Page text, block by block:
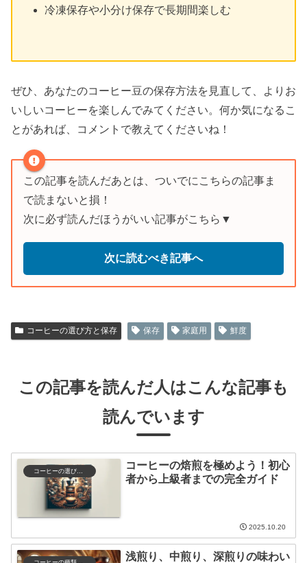
冷凍保存や小分け保存で長期間楽しむ
ぜひ、あなたのコーヒー豆の保存方法を見直して、よりお
いしいコーヒーを楽しんでみてください。何か気になるこ
とがあれば、コメントで教えてくださいね！
この記事を読んだあとは、ついでにこちらの記事ま
で読まないと損！
次に必ず読んだほうがいい記事がこちら▼
次に読むべき記事へ
コーヒーの選び方と保存 保存 家庭用 鮮度
この記事を読んだ人はこんな記事も
読んでいます
コーヒーの焙煎を極めよう！初心
者から上級者までの完全ガイド
2025.10.20
浅煎り、中煎り、深煎りの味わい